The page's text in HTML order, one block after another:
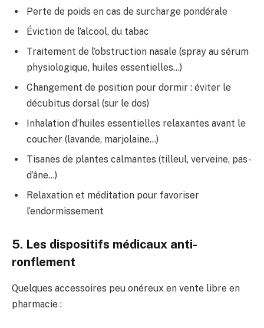
Perte de poids en cas de surcharge pondérale
Éviction de l’alcool, du tabac
Traitement de l’obstruction nasale (spray au sérum
physiologique, huiles essentielles…)
Changement de position pour dormir : éviter le
décubitus dorsal (sur le dos)
Inhalation d’huiles essentielles relaxantes avant le
coucher (lavande, marjolaine…)
Tisanes de plantes calmantes (tilleul, verveine, pas-
d’âne…)
Relaxation et méditation pour favoriser
l’endormissement
5. Les dispositifs médicaux anti-
ronflement
Quelques accessoires peu onéreux en vente libre en
pharmacie :